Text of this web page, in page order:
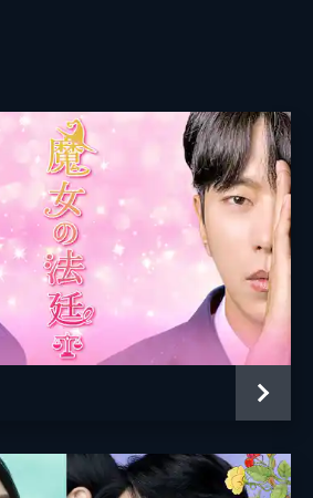
き
ンと共にジンが店
いかず無一文で強
ラは客と見なす。混
話し...。
ート
のは、夢を諦め愛
れた女性。彼女が
ジンは彼女の願い
問い続ける。そん
なことが起こり始
ことになったジン。
は、彼に惹かれてい